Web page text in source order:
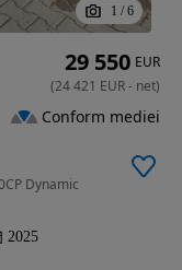
1 / 6
Dynamic
2025
29 550 EUR
(24 421 EUR- net)
Conform mediei